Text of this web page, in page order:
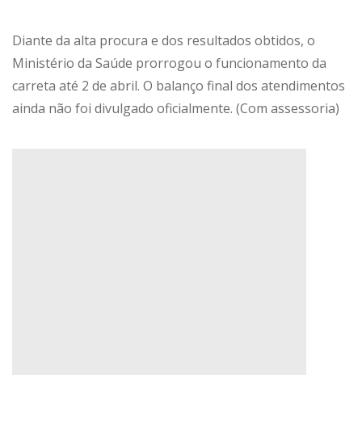
Diante da alta procura e dos resultados obtidos, o
Ministério da Saúde prorrogou o funcionamento da
carreta até 2 de abril. O balanço final dos atendimentos
ainda não foi divulgado oficialmente. (Com assessoria)